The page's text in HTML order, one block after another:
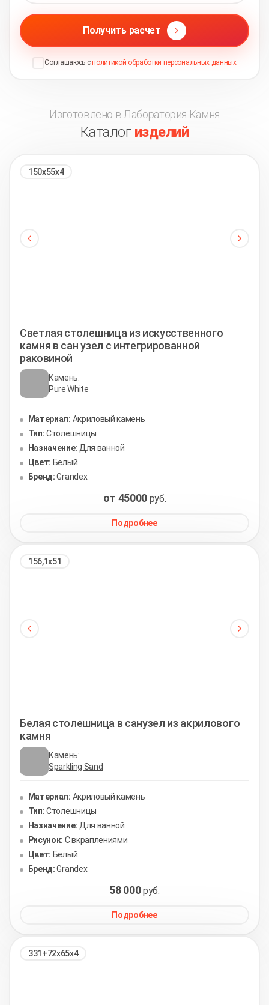
Получить расчет
Соглашаюсь сполитикой обработки персональных данных
Изготовлено в Лаборатория Камня
Каталог изделий
150х55х4
Светлая столешница из искусственного
камня в сан узел с интегрированной
раковиной
Камень:
Pure White
Материал: Акриловый камень
Тип:Столешницы
Назначение: Для ванной
Цвет: Белый
Бренд: Grandex
от 45000 руб.
Подробнее
156,1х51
Белая столешница в санузел из акрилового
камня
Камень:
Sparkling Sand
Материал: Акриловый камень
Тип:Столешницы
Назначение: Для ванной
Рисунок: С вкраплениями
Цвет: Белый
Бренд: Grandex
58 000руб.
Подробнее
331+72х65х4